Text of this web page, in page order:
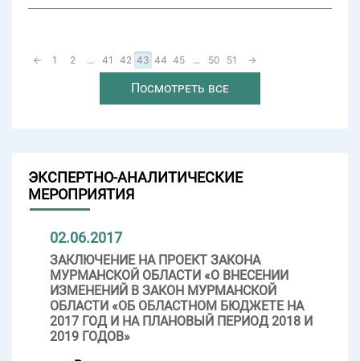
← 1 2 ... 41 42 43 44 45 ... 50 51 →
Посмотреть все
ЭКСПЕРТНО-АНАЛИТИЧЕСКИЕ
МЕРОПРИЯТИЯ
02.06.2017
ЗАКЛЮЧЕНИЕ НА ПРОЕКТ ЗАКОНА
МУРМАНСКОЙ ОБЛАСТИ «О ВНЕСЕНИИ
ИЗМЕНЕНИЙ В ЗАКОН МУРМАНСКОЙ
ОБЛАСТИ «ОБ ОБЛАСТНОМ БЮДЖЕТЕ НА
2017 ГОД И НА ПЛАНОВЫЙ ПЕРИОД 2018 И
2019 ГОДОВ»